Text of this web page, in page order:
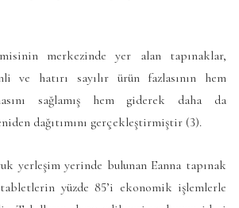
merkezinde yer alan tapınaklar,
ve hatırı sayılır ürün fazlasının hem
sağlamış hem giderek daha da
dağıtımını gerçekleştirmiştir (3).
yerleşim yerinde bulunan Eanna tapınak
yüzde 85’i ekonomik işlemlerle